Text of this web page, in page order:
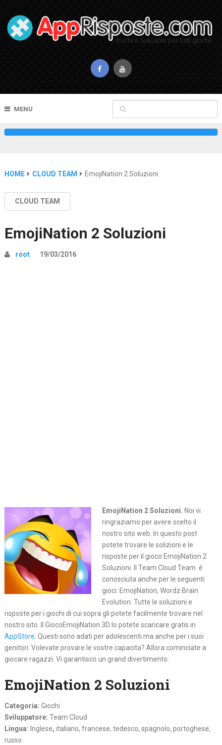
MENU
HOME CLOUD TEAM EmojiNation 2 Soluzioni
CLOUD TEAM
EmojiNation 2 Soluzioni
root 19/03/2016
EmojiNation 2 Soluzioni. Noi vi
ringraziamo per avere scelto il
nostro sito web. In questo post
potete trovare le solizioni e le
risposte per il gioco EmojiNation 2
Soluzioni. Il Team Cloud Team è
conosciuta anche per le seguenti
gioci: EmojiNation, Wordz Brain
Evolution. Tutte le soluzioni e
risposte per i giochi di cui sopra gli potete facilmente trovare nel
nostro sito. Il GiocoEmojiNation 3D lo potete scaricare gratis in
AppStore. Questi sono adati per adolescenti ma anche per i suoi
genitori. Volevate provare le vostre capacita? Allora cominciate a
giocare ragazzi. Vi garantisco un grand divertimento.
EmojiNation 2 Soluzioni
Categoria: Giochi
Sviluppatore: Team Cloud
Lingua: Inglese, italiano, francese, tedesco, spagnolo, portoghese,
russo